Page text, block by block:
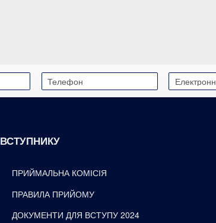
ВСТУПНИКУ
ПРИЙМАЛЬНА КОМІСІЯ
ПРАВИЛА ПРИЙОМУ
ДОКУМЕНТИ ДЛЯ ВСТУПУ 2024